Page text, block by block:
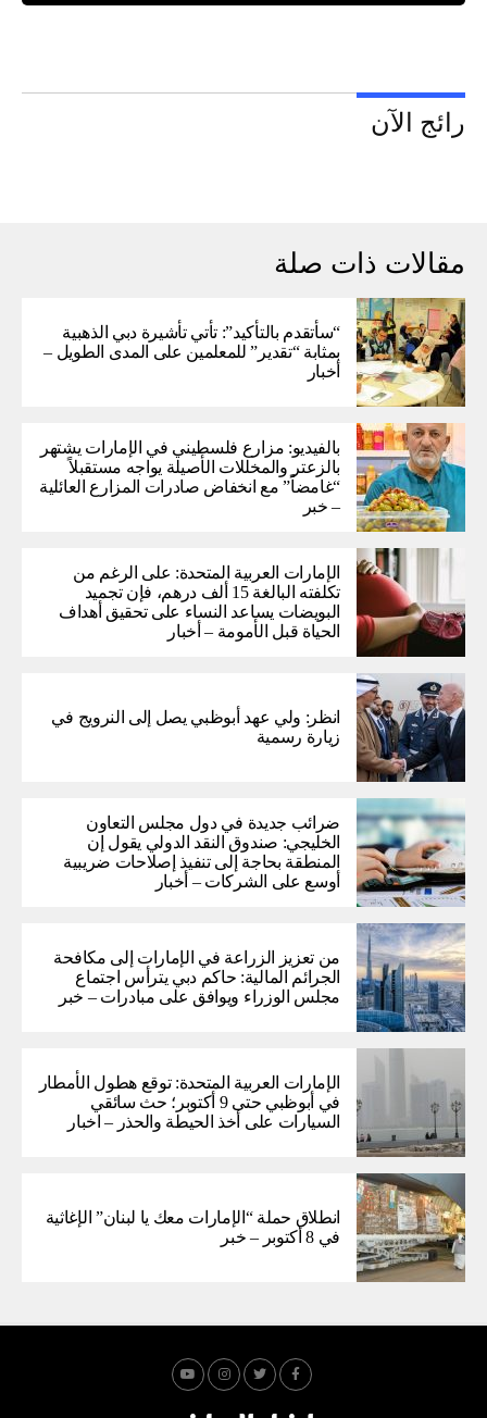
رائج الآن
مقالات ذات صلة
“سأتقدم بالتأكيد”: تأتي تأشيرة دبي الذهبية
بمثابة “تقدير” للمعلمين على المدى الطويل –
أخبار
بالفيديو: مزارع فلسطيني في الإمارات يشتهر
بالزعتر والمخللات الأصيلة يواجه مستقبلاً
“غامضاً” ​​مع انخفاض صادرات المزارع العائلية
– خبر
الإمارات العربية المتحدة: على الرغم من
تكلفته البالغة 15 ألف درهم، فإن تجميد
البويضات يساعد النساء على تحقيق أهداف
الحياة قبل الأمومة – أخبار
انظر: ولي عهد أبوظبي يصل إلى النرويج في
زيارة رسمية
ضرائب جديدة في دول مجلس التعاون
الخليجي: صندوق النقد الدولي يقول إن
المنطقة بحاجة إلى تنفيذ إصلاحات ضريبية
أوسع على الشركات – أخبار
من تعزيز الزراعة في الإمارات إلى مكافحة
الجرائم المالية: حاكم دبي يترأس اجتماع
مجلس الوزراء ويوافق على مبادرات – خبر
الإمارات العربية المتحدة: توقع هطول الأمطار
في أبوظبي حتى 9 أكتوبر؛ حث سائقي
السيارات على أخذ الحيطة والحذر – اخبار
انطلاق حملة “الإمارات معك يا لبنان” الإغاثية
في 8 أكتوبر – خبر